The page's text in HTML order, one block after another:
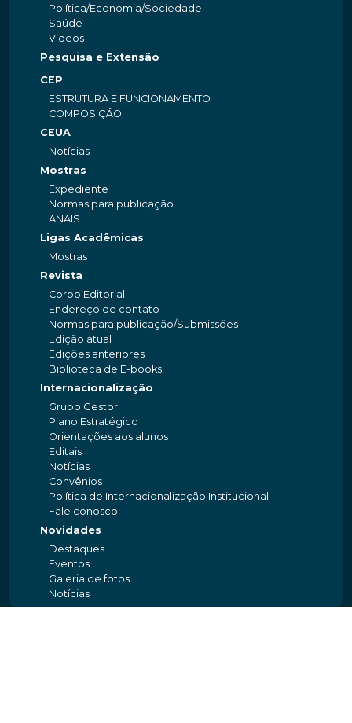
Política/Economia/Sociedade
Saúde
Videos
Pesquisa e Extensão
CEP
ESTRUTURA E FUNCIONAMENTO
COMPOSIÇÃO
CEUA
Notícias
Mostras
Expediente
Normas para publicação
ANAIS
Ligas Acadêmicas
Mostras
Revista
Corpo Editorial
Endereço de contato
Normas para publicação/Submissões
Edição atual
Edições anteriores
Biblioteca de E-books
Internacionalização
Grupo Gestor
Plano Estratégico
Orientações aos alunos
Editais
Notícias
Convênios
Política de Internacionalização Institucional
Fale conosco
Novidades
Destaques
Eventos
Galeria de fotos
Notícias